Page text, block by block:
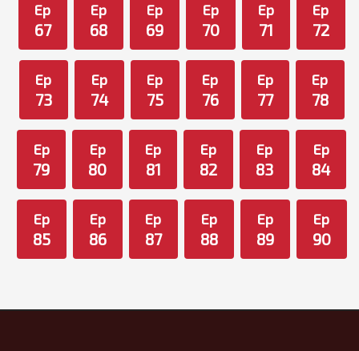
Ep
67
Ep
68
Ep
69
Ep
70
Ep
71
Ep
72
Ep
73
Ep
74
Ep
75
Ep
76
Ep
77
Ep
78
Ep
79
Ep
80
Ep
81
Ep
82
Ep
83
Ep
84
Ep
85
Ep
86
Ep
87
Ep
88
Ep
89
Ep
90